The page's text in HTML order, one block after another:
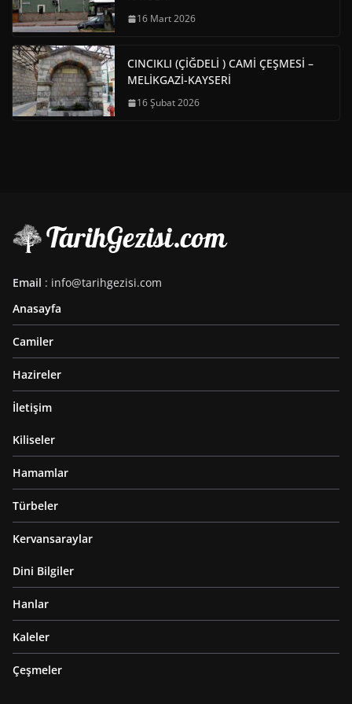
16 Mart 2026
CINCIKLI (ÇİĞDELİ ) CAMİ ÇEŞMESİ –
MELİKGAZİ-KAYSERİ
16 Şubat 2026
Email : info@tarihgezisi.com
Anasayfa
Camiler
Hazireler
İletişim
Kiliseler
Hamamlar
Türbeler
Kervansaraylar
Dini Bilgiler
Hanlar
Kaleler
Çeşmeler